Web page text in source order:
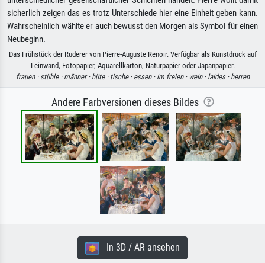
sicherlich zeigen das es trotz Unterschiede hier eine Einheit geben kann.
Wahrscheinlich wählte er auch bewusst den Morgen als Symbol für einen
Neubeginn.
Das Frühstück der Ruderer von Pierre-Auguste Renoir. Verfügbar als Kunstdruck auf
Leinwand, Fotopapier, Aquarellkarton, Naturpapier oder Japanpapier.
frauen · stühle · männer · hüte · tische · essen · im freien · wein · laides · herren
Andere Farbversionen dieses Bildes
In 3D / AR ansehen